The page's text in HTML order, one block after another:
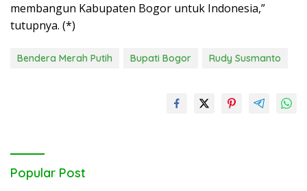
membangun Kabupaten Bogor untuk Indonesia,”
tutupnya. (*)
Bendera Merah Putih Bupati Bogor Rudy Susmanto
Popular Post